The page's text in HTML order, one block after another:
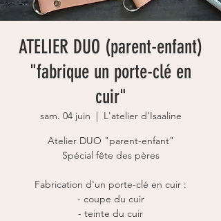
ATELIER DUO (parent-enfant)
"fabrique un porte-clé en
cuir"
sam. 04 juin
  |
L'atelier d'Isaaline
Atelier DUO "parent-enfant"
Spécial fête des pères
Fabrication d'un porte-clé en cuir :
- coupe du cuir
- teinte du cuir